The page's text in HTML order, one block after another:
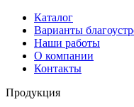
Каталог
Варианты
Наши работы
О компании
Контакты
Продукция